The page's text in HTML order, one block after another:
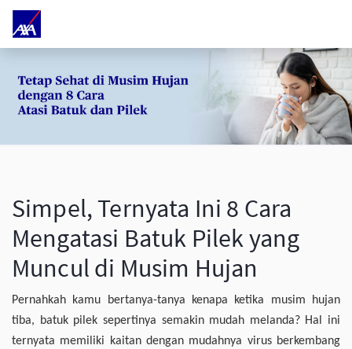
Simpel, Ternyata Ini 8 Cara
Mengatasi Batuk Pilek yang
Muncul di Musim Hujan
Pernahkah kamu bertanya-tanya kenapa ketika musim hujan
tiba, batuk pilek sepertinya semakin mudah melanda? Hal ini
ternyata memiliki kaitan dengan mudahnya virus berkembang